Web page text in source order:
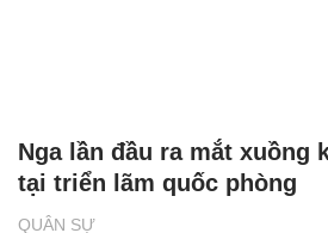
QUÂN SỰ
Nga lần đầu ra mắt xuồng
tại triển lãm quốc phòng